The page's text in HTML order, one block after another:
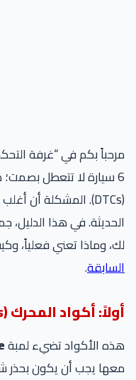
مرحباً بكم في “غرفة
6 سيارة لا تتعطل
الحديثة. في هذا الدليل،
لك، وماذا تعني فعلياً،
السابقة.
أولاً: أكواد المحرك (The Engine Nightmares)
هذه الأكواد تضيء لمبة
معها يجب أن يكون بحذر